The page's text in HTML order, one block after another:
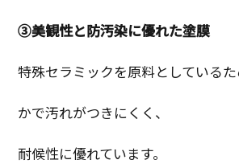
③美観性と防汚染に優れた塗膜
特殊セラミックを原料としている
かで汚れがつきにくく、
耐候性に優れています。